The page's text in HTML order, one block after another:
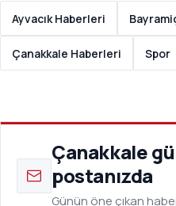
Ayvacık Haberleri
Çanakkale Haberleri Spor
Çanakkale
postanızda
Günün öne çıkan